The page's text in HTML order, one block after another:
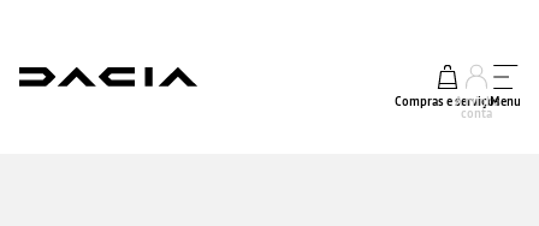
Compras e serviços
A minha
conta
Menu